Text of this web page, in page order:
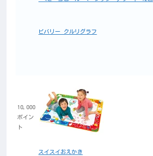
ビバリー クルリグラフ
10,000
ポイン
ト
スイスイおえかき